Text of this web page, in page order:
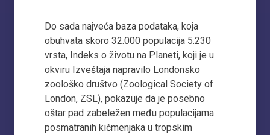
Do sada najveća baza podataka, koja
obuhvata skoro 32.000 populacija 5.230
vrsta, Indeks o životu na Planeti, koji je u
okviru Izveštaja napravilo Londonsko
zoološko društvo (Zoological Society of
London, ZSL), pokazuje da je posebno
oštar pad zabeležen među populacijama
posmatranih kičmenjaka u tropskim